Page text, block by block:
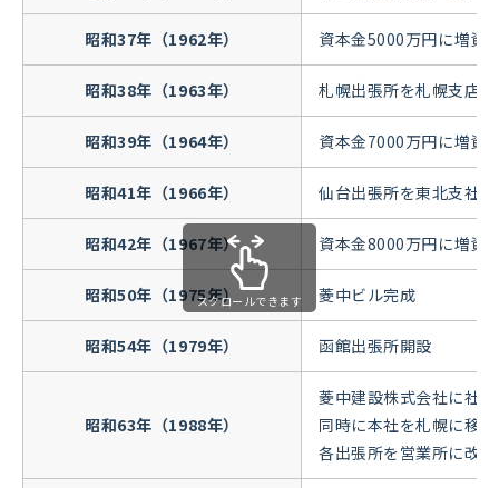
昭和37年（1962年） 資本金5000万円に増資
昭和38年（1963年） 札幌出張所を札幌支店
昭和39年（1964年） 資本金7000万円に増資
昭和41年（1966年） 仙台出張所を東北支社
昭和42年（1967年） 資本金8000万円に増資
昭和50年（1975年） 菱中ビル完成
昭和54年（1979年） 函館出張所開設
昭和63年（1988年）
菱中建設株式会社に社
同時に本社を札幌に移
各出張所を営業所に改
スクロールできます